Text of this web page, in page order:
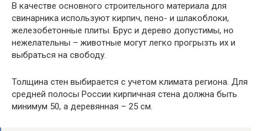
В качестве основного строительного материала для
свинарника используют кирпич, пено- и шлакоблоки,
железобетонные плиты. Брус и дерево допустимы, но
нежелательны – животные могут легко прогрызть их и
выбраться на свободу.
Толщина стен выбирается с учетом климата региона. Для
средней полосы России кирпичная стена должна быть
минимум 50, а деревянная – 25 см.